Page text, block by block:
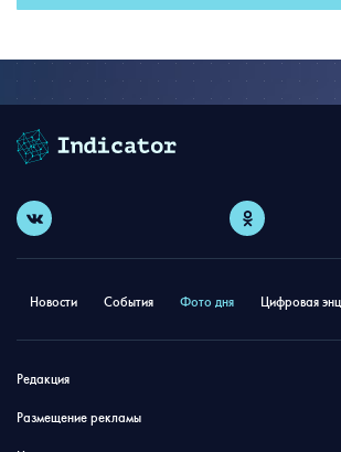
Новости События Фото дня Цифровая
Редакция
Размещение рекламы